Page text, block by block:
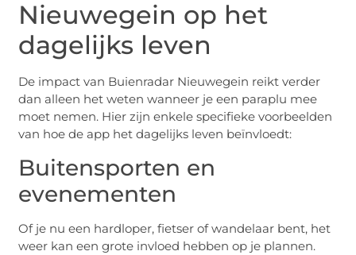
Nieuwegein op het
dagelijks leven
De impact van Buienradar Nieuwegein reikt verder
dan alleen het weten wanneer je een paraplu mee
moet nemen. Hier zijn enkele specifieke voorbeelden
van hoe de app het dagelijks leven beïnvloedt:
Buitensporten en
evenementen
Of je nu een hardloper, fietser of wandelaar bent, het
weer kan een grote invloed hebben op je plannen.